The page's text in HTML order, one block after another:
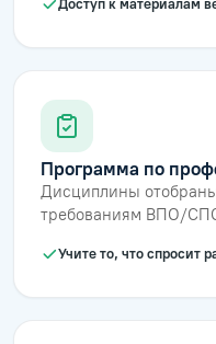
Доступ к материалам
Программа по
Дисциплины
требованиям ВПО/
Учите то, что спросит